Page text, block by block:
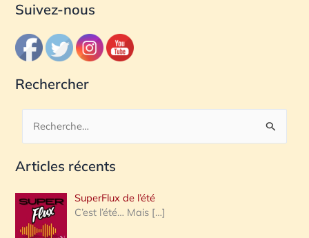
Suivez-nous
Rechercher
c
e
r
Articles récents
SuperFlux de l’été
C’est l’été… Mais […]